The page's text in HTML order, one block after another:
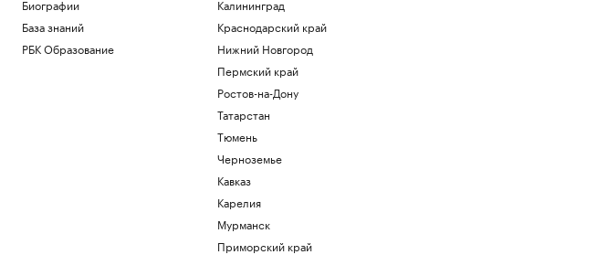
ракетную опасность
Политика
Мэр Киева сообщил о пожарах после
Биографии
База знаний
РБК Образование
Калининград
Краснодарский край
Нижний Новгород
Пермский край
Ростов-на-Дону
Татарстан
Тюмень
Черноземье
Кавказ
Карелия
Мурманск
Приморский край